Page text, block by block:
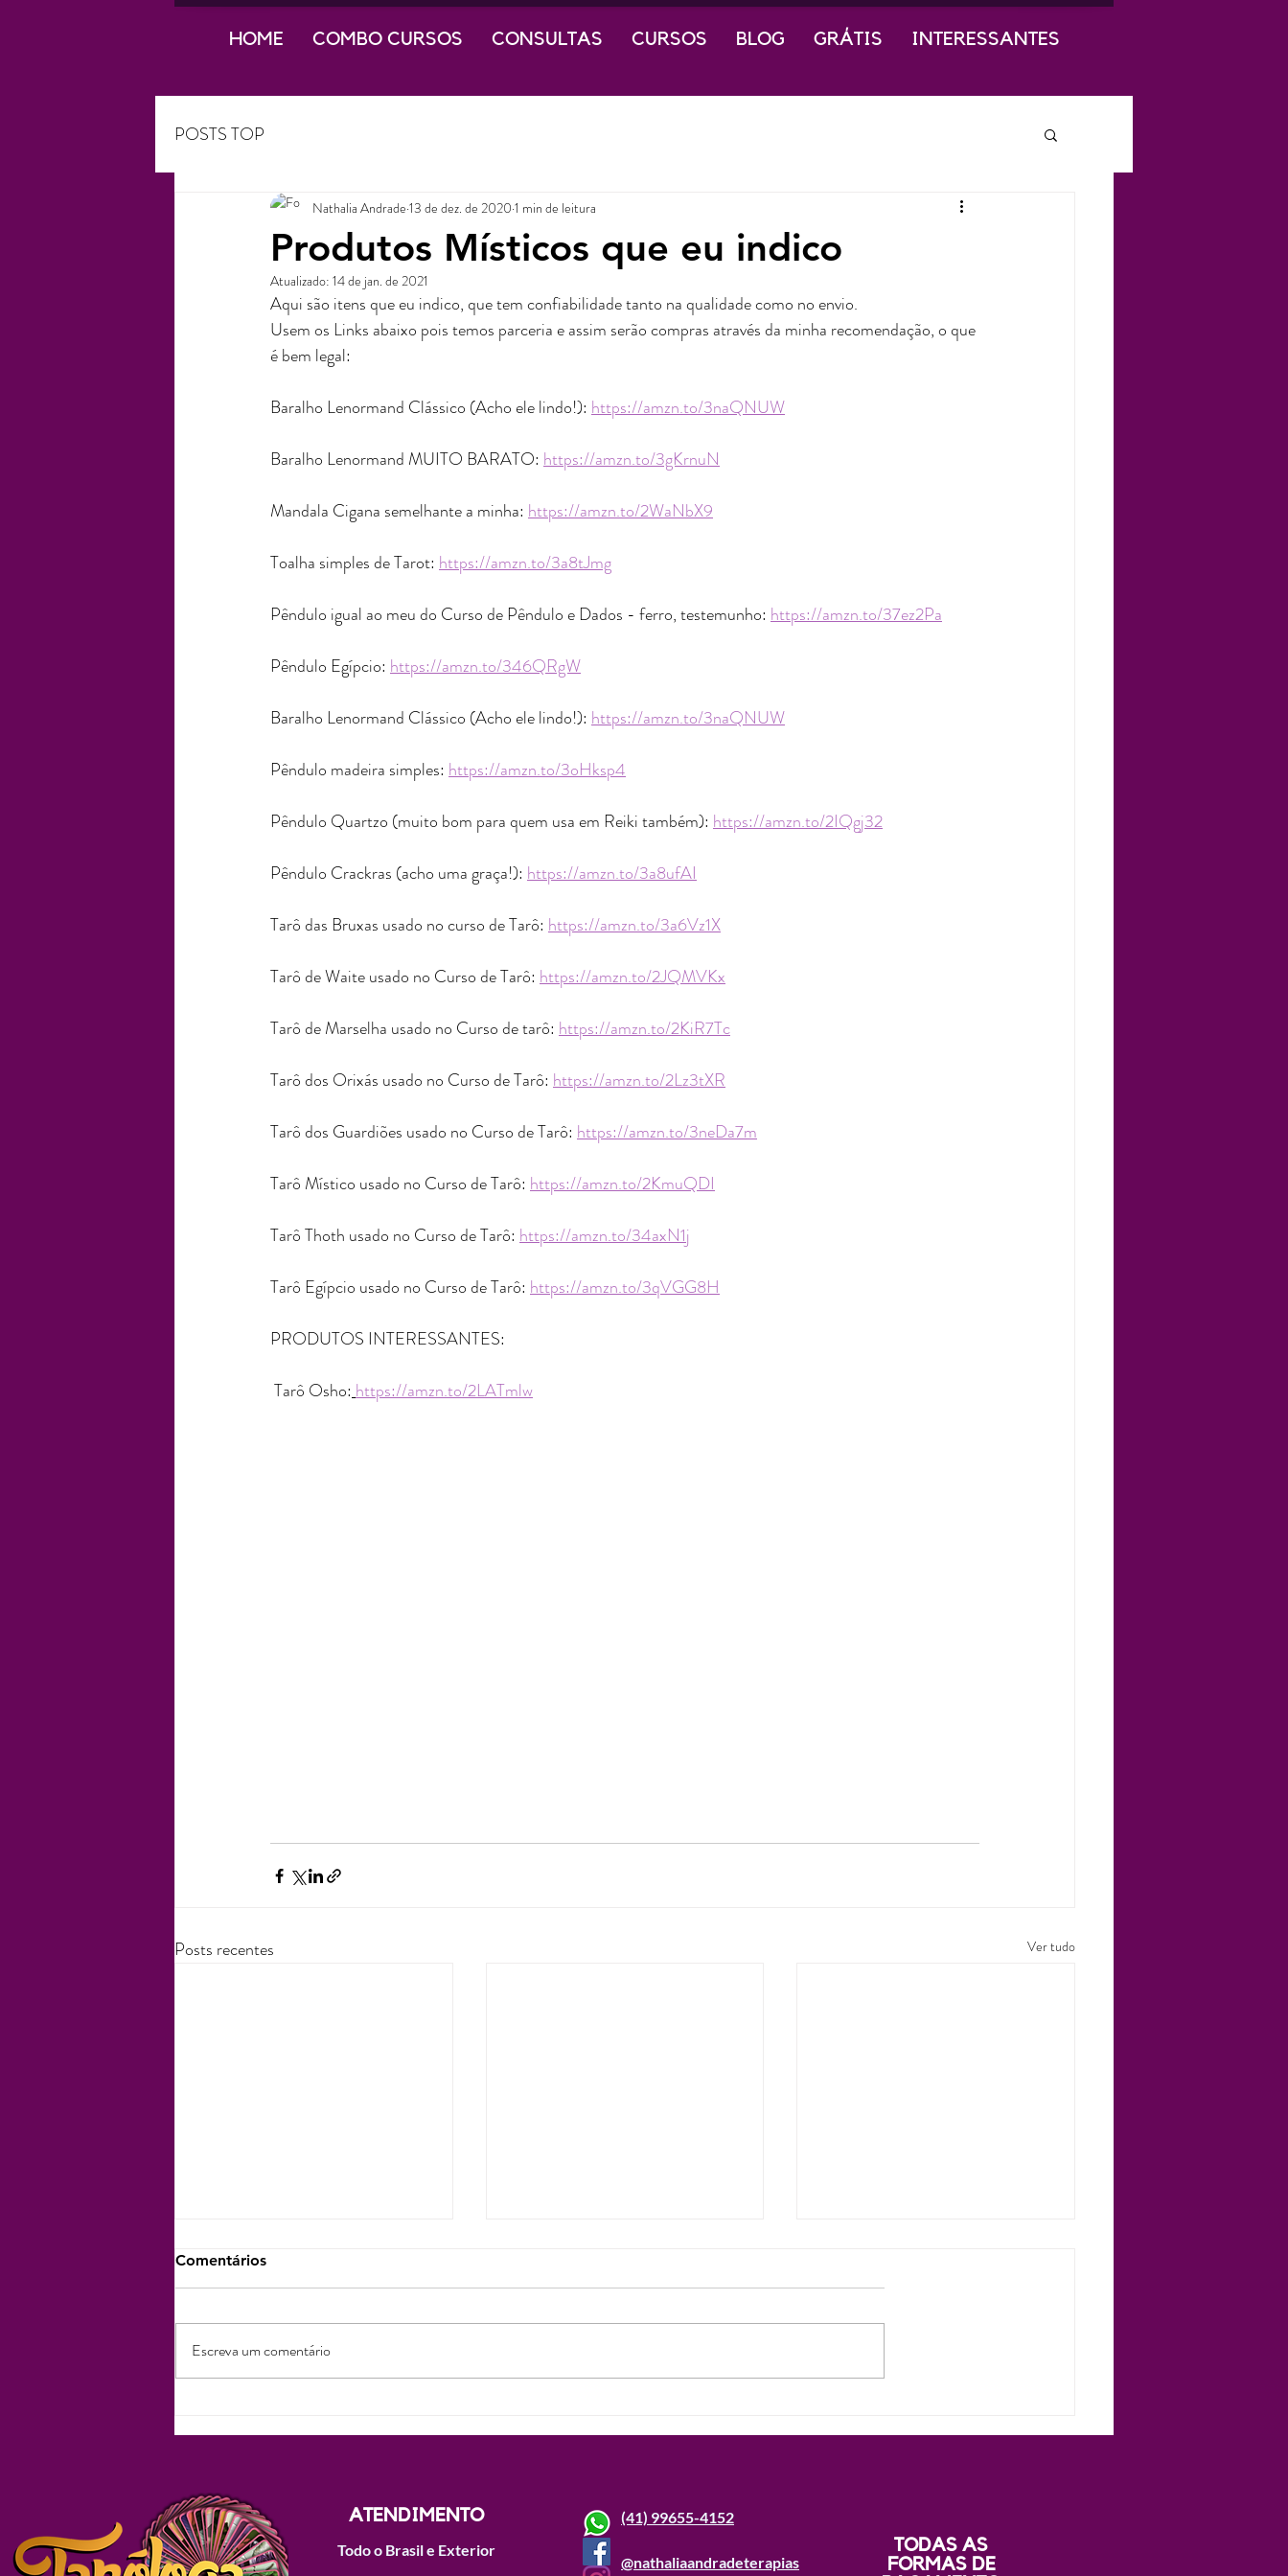
POSTS TOP
Produtos Místicos que eu indico
Nathalia Andrade 13 de dez. de 2020 1 min de leitura
Atualizado: 14 de jan. de 2021
Aqui são itens que eu indico, que tem confiabilidade tanto na qualidade como no envio.
Usem os Links abaixo pois temos parceria e assim serão compras através da minha recomendação, o que
é bem legal:
Baralho Lenormand Clássico (Acho ele lindo!): https://amzn.to/3naQNUW
Baralho Lenormand MUITO BARATO: https://amzn.to/3gKrnuN
Mandala Cigana semelhante a minha: https://amzn.to/2WaNbX9
Toalha simples de Tarot: https://amzn.to/3a8tJmg
Pêndulo igual ao meu do Curso de Pêndulo e Dados - ferro, testemunho: https://amzn.to/37ez2Pa
Pêndulo Egípcio: https://amzn.to/346QRgW
Baralho Lenormand Clássico (Acho ele lindo!): https://amzn.to/3naQNUW
Pêndulo madeira simples: https://amzn.to/3oHksp4
Pêndulo Quartzo (muito bom para quem usa em Reiki também): https://amzn.to/2IQgj32
Pêndulo Crackras (acho uma graça!): https://amzn.to/3a8ufAI
Tarô das Bruxas usado no curso de Tarô: https://amzn.to/3a6Vz1X
Tarô de Waite usado no Curso de Tarô: https://amzn.to/2JQMVKx
Tarô de Marselha usado no Curso de tarô: https://amzn.to/2KiR7Tc
Tarô dos Orixás usado no Curso de Tarô: https://amzn.to/2Lz3tXR
Tarô dos Guardiões usado no Curso de Tarô: https://amzn.to/3neDa7m
Tarô Místico usado no Curso de Tarô: https://amzn.to/2KmuQDI
Tarô Thoth usado no Curso de Tarô: https://amzn.to/34axN1j
Tarô Egípcio usado no Curso de Tarô: https://amzn.to/3qVGG8H
PRODUTOS INTERESSANTES:
Tarô Osho: https://amzn.to/2LATmlw
Posts recentes Ver tudo
Intuição Cigana:
Milenar do Povo Cigano
Tarot e a Umbanda como
Complementares: Elevando
Comentários
Escreva um comentário
HOME COMBO CURSOS CONSULTAS CURSOS BLOG GRÁTIS INTERESSANTES
ATENDIMENTO
Todo o Brasil e Exterior
(41) 99655-4152
@nathaliaandradeterapias
TODAS AS
FORMAS DE